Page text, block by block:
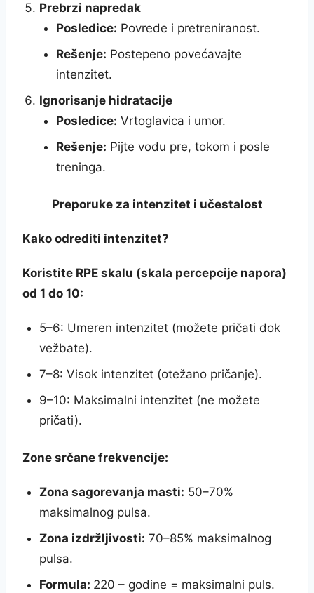
Prebrzi napredak
Posledice: Povrede i pretreniranost.
Rešenje: Postepeno povećavajte
intenzitet.
Ignorisanje hidratacije
Posledice: Vrtoglavica i umor.
Rešenje: Pijte vodu pre, tokom i posle
treninga.
Preporuke za intenzitet i učestalost
Kako odrediti intenzitet?
Koristite RPE skalu (skala percepcije napora)
od 1 do 10:
5–6: Umeren intenzitet (možete pričati dok
vežbate).
7–8: Visok intenzitet (otežano pričanje).
9–10: Maksimalni intenzitet (ne možete
pričati).
Zone srčane frekvencije:
Zona sagorevanja masti: 50–70%
maksimalnog pulsa.
Zona izdržljivosti: 70–85% maksimalnog
pulsa.
Formula: 220 – godine = maksimalni puls.